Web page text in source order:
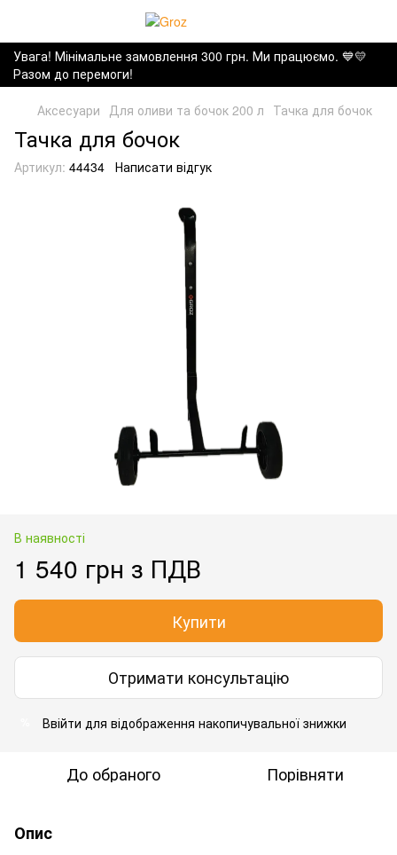
Увага! Мінімальне замовлення 300 грн. Ми працюємо. ​💙💛
Разом до перемоги!
Аксесуари Для оливи та бочок 200 л Тачка для бочок
Тачка для бочок
Артикул: 44434 Написати відгук
В наявності
1 540 грн з ПДВ
Купити
Отримати консультацію
Ввійти для відображення накопичувальної знижки
До обраного Порівняти
Опис